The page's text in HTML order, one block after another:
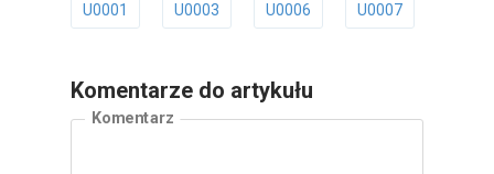
U0001 U0003 U0006 U0007
Komentarze do artykułu
Komentarz